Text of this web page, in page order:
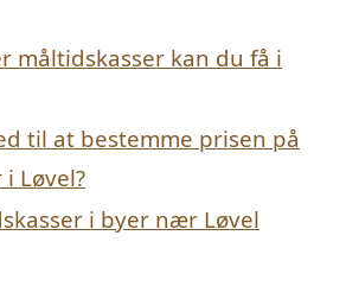
måltidskasser kan du få i
til at bestemme prisen på
Løvel?
i byer nær Løvel